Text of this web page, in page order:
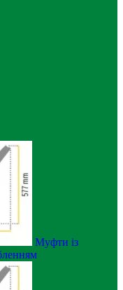
Муфти із